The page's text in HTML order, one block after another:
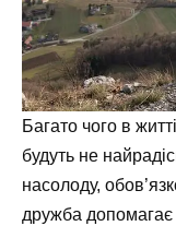
Багато чого в
будуть не
насолоду,
дружба